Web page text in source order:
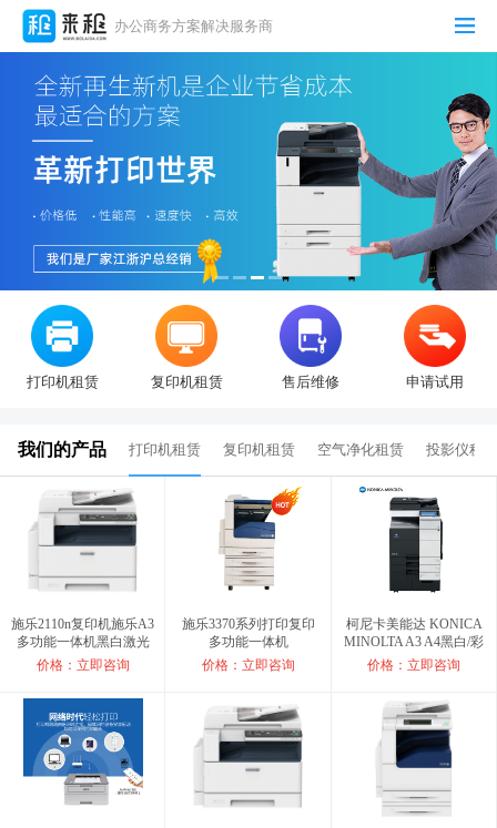
办公商务方案解决服务商
打印机租赁 复印机租赁 售后维修 申请试用
我们的产品 打印机租赁 复印机租赁 空气净化租赁 投影仪租
施乐2110n复印机施乐A3
多功能一体机黑白激光
网络打印机
价格：立即咨询
施乐3370系列打印复印
多功能一体机
价格：立即咨询
柯尼卡美能达 KONICA
MINOLTA A3 A4黑白/彩
色激光数码复合机
价格：立即咨询